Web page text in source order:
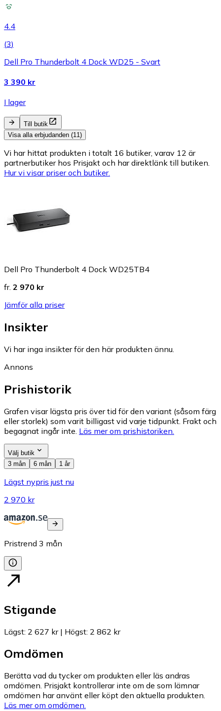
4.4
(3)
Dell Pro Thunderbolt 4 Dock WD25 - Svart
3 390 kr
I lager
Till butik
Visa alla erbjudanden (11)
Vi har hittat produkten i totalt 16 butiker, varav 12 är
partnerbutiker hos Prisjakt och har direktlänk till butiken.
Hur vi visar priser och butiker.
Dell Pro Thunderbolt 4 Dock WD25TB4
fr. 2 970 kr
Jämför alla priser
Insikter
Vi har inga insikter för den här produkten ännu.
Annons
Prishistorik
Grafen visar lägsta pris över tid för den variant (såsom färg
eller storlek) som varit billigast vid varje tidpunkt. Frakt och
begagnat ingår inte. Läs mer om prishistoriken.
Välj butik
3 mån
6 mån 1 år
Lägst nypris just nu
2 970 kr
Pristrend 3 mån
Stigande
Lägst: 2 627 kr| Högst: 2 862 kr
Omdömen
Berätta vad du tycker om produkten eller läs andras
omdömen. Prisjakt kontrollerar inte om de som lämnar
omdömen har använt eller köpt den aktuella produkten.
Läs mer om omdömen.